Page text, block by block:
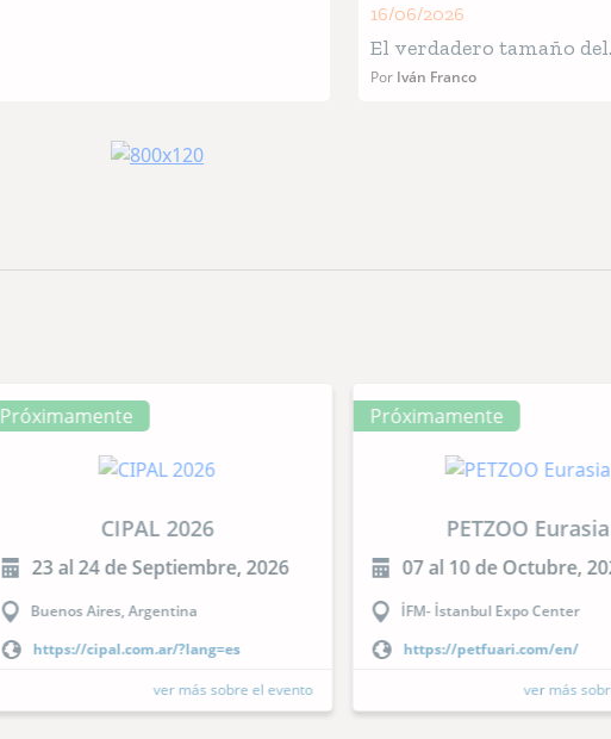
16/06/2026
El verdadero tamaño del
mercado de pet food
Por Iván Franco
Próximamente
CIPAL 2026
23 al 24 de Septiembre, 2026
Buenos Aires, Argentina
https://cipal.com.ar/?lang=es
ver más sobre el evento
Próximamente
PETZOO Eurasia
07 al 10 de Octubre,
İFM- İstanbul Expo Center
https://petfuari.com/en/
ver más